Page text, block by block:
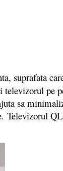
suprafata
pe
sa
Televizorul